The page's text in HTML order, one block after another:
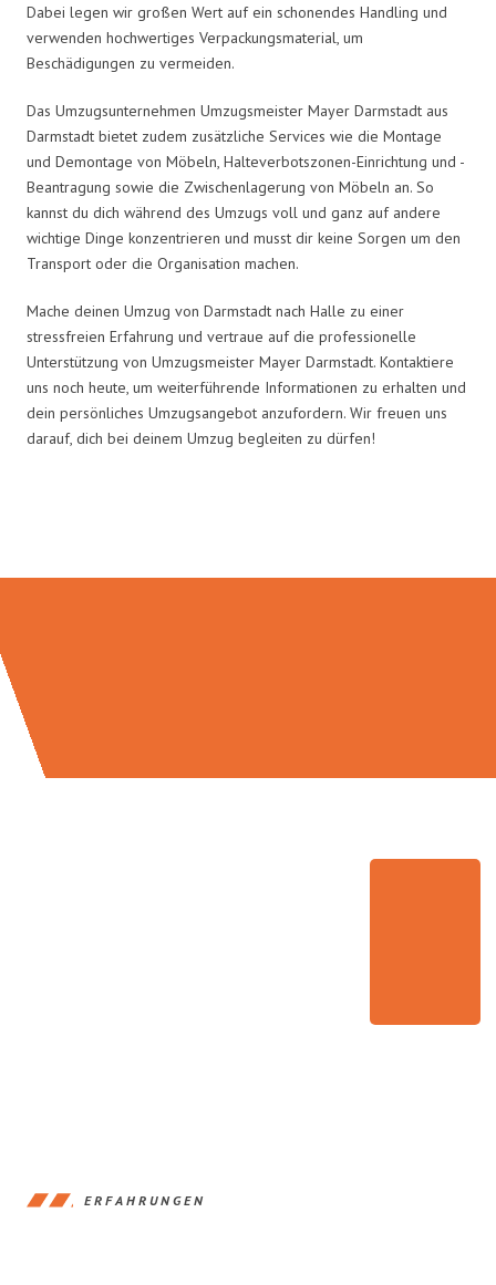
Dabei legen wir großen Wert auf ein schonendes Handling und
verwenden hochwertiges Verpackungsmaterial, um
Beschädigungen zu vermeiden.
Das Umzugsunternehmen Umzugsmeister Mayer Darmstadt aus
Darmstadt bietet zudem zusätzliche Services wie die Montage
und Demontage von Möbeln, Halteverbotszonen-Einrichtung und -
Beantragung sowie die Zwischenlagerung von Möbeln an. So
kannst du dich während des Umzugs voll und ganz auf andere
wichtige Dinge konzentrieren und musst dir keine Sorgen um den
Transport oder die Organisation machen.
Mache deinen Umzug von Darmstadt nach Halle zu einer
stressfreien Erfahrung und vertraue auf die professionelle
Unterstützung von Umzugsmeister Mayer Darmstadt. Kontaktiere
uns noch heute, um weiterführende Informationen zu erhalten und
dein persönliches Umzugsangebot anzufordern. Wir freuen uns
darauf, dich bei deinem Umzug begleiten zu dürfen!
ERFAHRUNGEN